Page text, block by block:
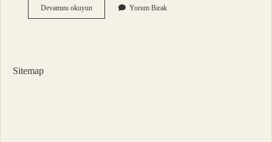
Devamını okuyunBunalmak
Nasil
Yorum Bırak
Sitemap